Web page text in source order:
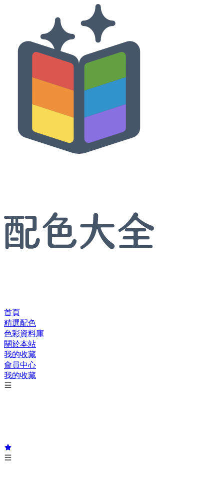
首頁
精選配色
色彩資料庫
關於本站
我的收藏
會員中心
我的收藏